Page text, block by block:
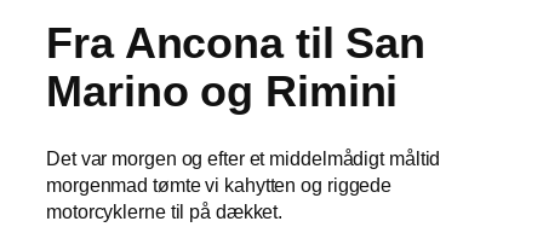
Fra Ancona til San
Marino og Rimini
Det var morgen og efter et middelmådigt måltid
morgenmad tømte vi kahytten og riggede
motorcyklerne til på dækket.